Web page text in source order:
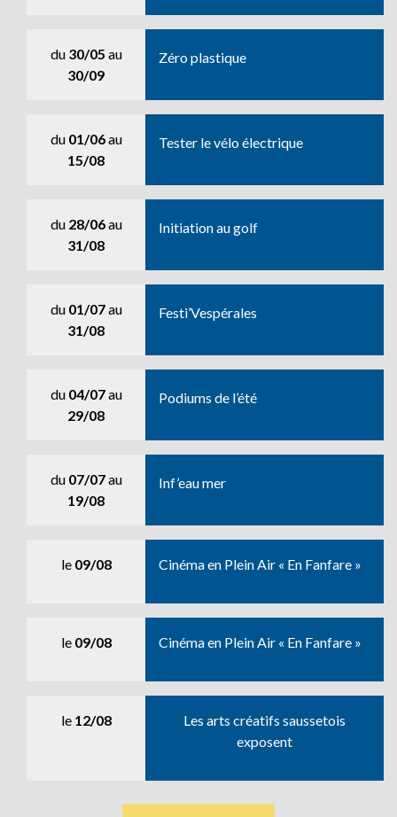
du 30/05 au
30/09
Zéro plastique
du 01/06au
15/08
Tester le vélo électrique
du 28/06au
31/08
Initiation au golf
du 01/07au
31/08
Festi’Vespérales
du 04/07au
29/08
Podiums de l’été
du 07/07au
19/08
Inf’eau mer
le 09/08 Cinéma en Plein Air « En Fanfare »
le 09/08 Cinéma en Plein Air « En Fanfare »
le 12/08
Les arts créatifs saussetois
exposent